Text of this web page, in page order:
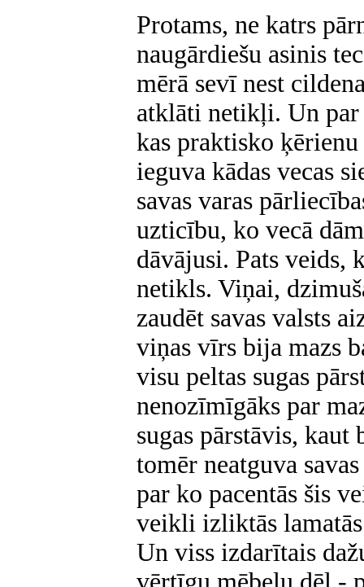
Protams, ne katrs
naugārdiešu asinis
mērā sevī nest
atklāti netikļi. Un
kas praktisko
ieguva kādas vecas
savas varas
uzticību, ko vecā
dāvājusi. Pats veids,
netikls. Viņai,
zaudēt savas valsts
viņas vīrs bija mazs
visu peltas sugas
nenozīmīgāks par
sugas pārstāvis,
tomēr neatguva
par ko pacentās šis
veikli izliktās
Un viss izdarītais